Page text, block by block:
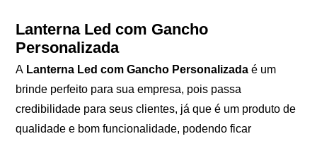
Lanterna Led com Gancho
Personalizada
A Lanterna Led com Gancho Personalizadaé um
brinde perfeito para sua empresa, pois passa
credibilidade para seus clientes, já que é um produto de
qualidade e bom funcionalidade, podendo ficar